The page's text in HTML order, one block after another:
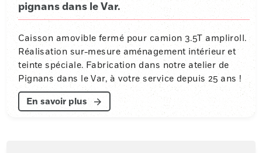
pignans dans le Var.
Caisson amovible fermé pour camion 3.5T ampliroll.
Réalisation sur-mesure aménagement intérieur et
teinte spéciale. Fabrication dans notre atelier de
Pignans dans le Var, à votre service depuis 25 ans !
En savoir plus